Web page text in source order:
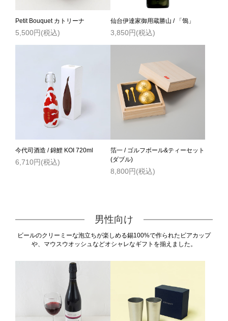
Petit Bouquet カトリーナ
5,500円(税込)
仙台伊達家御用蔵勝山 / 「鴒」
3,850円(税込)
今代司酒造 / 錦鯉 KOI 720ml
6,710円(税込)
箔一 / ゴルフボール&ティーセット
(ダブル)
8,800円(税込)
男性向け
ビールのクリーミーな泡立ちが楽しめる錫100%で作られたビアカップ
や、マウスウオッシュなどオシャレなギフトを揃えました。